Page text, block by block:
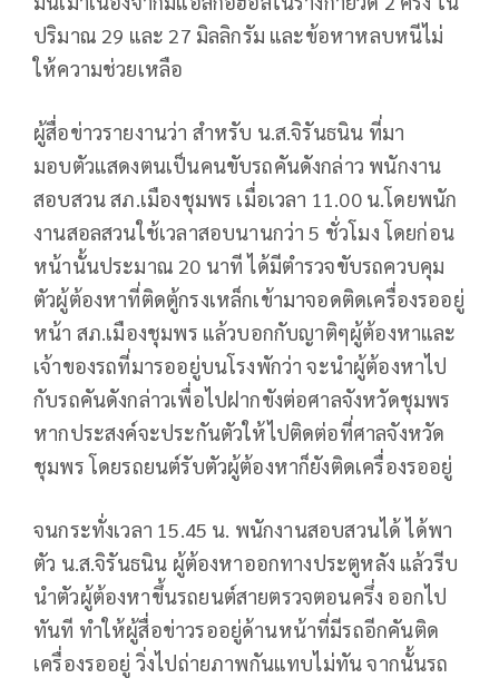
ปริมาณ 29 และ 27 มิลลิกรัม และข้อหาหลบหนีไม่
ให้ความช่วยเหลือ
ผู้สื่อข่าวรายงานว่า สำหรับ น.ส.จิรันธนิน ที่มา
มอบตัวแสดงตนเป็นคนขับรถคันดังกล่าว พนักงาน
สอบสวน สภ.เมืองชุมพร เมื่อเวลา 11.00 น.โดยพนัก
งานสอลสวนใช้เวลาสอบนานกว่า 5 ชั่วโมง โดยก่อน
หน้านั้นประมาณ 20 นาที ได้มีตำรวจขับรถควบคุม
ตัวผู้ต้องหาที่ติดตู้กรงเหล็กเข้ามาจอดติดเครื่องรออยู่
หน้า สภ.เมืองชุมพร แล้วบอกกับญาติๆผู้ต้องหาและ
เจ้าของรถที่มารออยู่บนโรงพักว่า จะนำผู้ต้องหาไป
กับรถคันดังกล่าวเพื่อไปฝากขังต่อศาลจังหวัดชุมพร
หากประสงค์จะประกันตัวให้ไปติดต่อที่ศาลจังหวัด
ชุมพร โดยรถยนต์รับตัวผู้ต้องหาก็ยังติดเครื่องรออยู่
จนกระทั่งเวลา 15.45 น. พนักงานสอบสวนได้ ได้พา
ตัว น.ส.จิรันธนิน ผู้ต้องหาออกทางประตูหลัง แล้วรีบ
นำตัวผู้ต้องหาขึ้นรถยนต์สายตรวจตอนครึ่ง ออกไป
ทันที ทำให้ผู้สื่อข่าวรออยู่ด้านหน้าที่มีรถอีกคันติด
เครื่องรออยู่ วิ่งไปถ่ายภาพกันแทบไม่ทัน จากนั้นรถ